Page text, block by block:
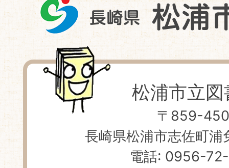
松浦市立図
〒859-
長崎県松浦市志佐町浦
電話: 0956-